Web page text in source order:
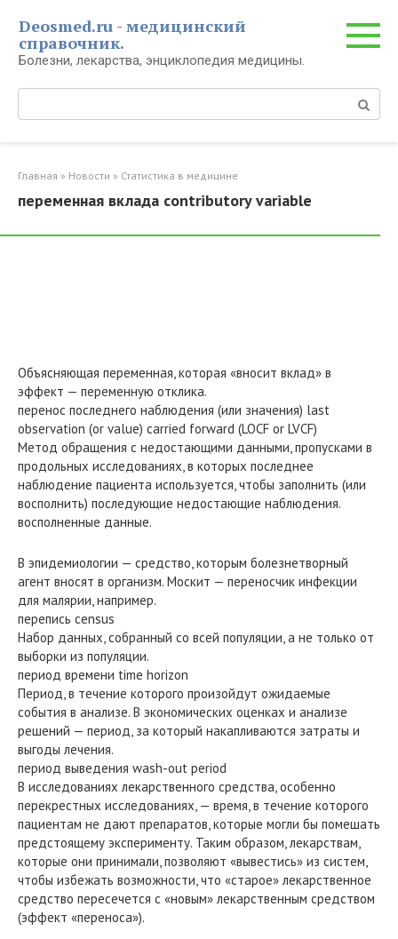
контенту
Deosmed.ru - медицинский
справочник.
Болезни, лекарства, энциклопедия медицины.
Главная » Новости » Статистика в медицине
переменная вклада contributory variable
Объясняющая переменная, которая «вносит вклад» в
эффект — переменную отклика.
перенос последнего наблюдения (или значения) last
observation (or value) carried forward (LOCF or LVCF)
Метод обращения с недостающими данными, пропусками в
продольных исследованиях, в которых последнее
наблюдение пациента используется, чтобы заполнить (или
восполнить) последующие недостающие наблюдения.
восполненные данные.
В эпидемиологии — средство, которым болезнетворный
агент вносят в организм. Москит — переносчик инфекции
для малярии, например.
перепись census
Набор данных, собранный со всей популяции, а не только от
выборки из популяции.
период времени time horizon
Период, в течение которого произойдут ожидаемые
события в анализе. В экономических оценках и анализе
решений — период, за который накапливаются затраты и
выгоды лечения.
период выведения wash-out period
В исследованиях лекарственного средства, особенно
перекрестных исследованиях, — время, в течение которого
пациентам не дают препаратов, которые могли бы помешать
предстоящему эксперименту. Таким образом, лекарствам,
которые они принимали, позволяют «вывестись» из систем,
чтобы избежать возможности, что «старое» лекарственное
средство пересечется с «новым» лекарственным средством
(эффект «переноса»).